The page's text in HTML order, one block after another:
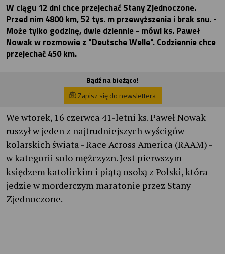
W ciągu 12 dni chce przejechać Stany Zjednoczone.
Przed nim 4800 km, 52 tys. m przewyższenia i brak snu. -
Może tylko godzinę, dwie dziennie - mówi ks. Paweł
Nowak w rozmowie z "Deutsche Welle". Codziennie chce
przejechać 450 km.
Bądź na bieżąco!
Zapisz się do newslettera
We wtorek, 16 czerwca 41-letni ks. Paweł Nowak
ruszył w jeden z najtrudniejszych wyścigów
kolarskich świata - Race Across America (RAAM) -
w kategorii solo mężczyzn. Jest pierwszym
księdzem katolickim i piątą osobą z Polski, która
jedzie w morderczym maratonie przez Stany
Zjednoczone.